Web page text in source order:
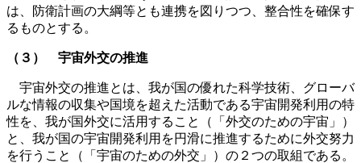
は、防衛計画の大綱等とも連携を図りつつ、整合性を確保す
るものとする。
（３） 宇宙外交の推進
宇宙外交の推進とは、我が国の優れた科学技術、グローバ
ルな情報の収集や国境を超えた活動である宇宙開発利用の特
性を、我が国外交に活用すること（「外交のための宇宙」）
と、我が国の宇宙開発利用を円滑に推進するために外交努力
を行うこと（「宇宙のための外交」）の２つの取組である。